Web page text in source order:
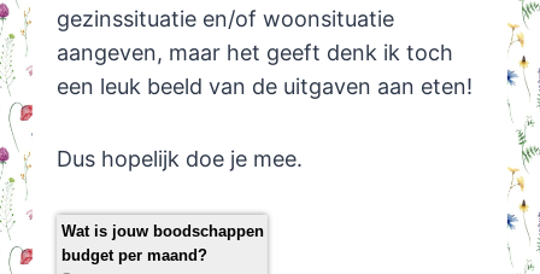
gezinssituatie en/of woonsituatie
aangeven, maar het geeft denk ik toch
een leuk beeld van de uitgaven aan eten!
Dus hopelijk doe je mee.
Wat is jouw boodschappen
budget per maand?